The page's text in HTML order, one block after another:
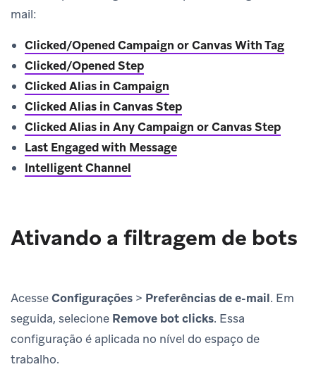
mail:
Clicked/Opened Campaign or Canvas With Tag
Clicked/Opened Step
Clicked Alias in Campaign
Clicked Alias in Canvas Step
Clicked Alias in Any Campaign or Canvas Step
Last Engaged with Message
Intelligent Channel
Ativando a filtragem de bots
AcesseConfigurações > Preferências de e-mail. Em
seguida, selecione Remove bot clicks. Essa
configuração é aplicada no nível do espaço de
trabalho.